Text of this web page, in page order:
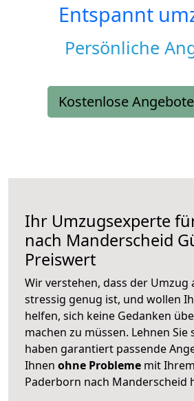
Entspannt
Persönliche
Kostenlose
Ihr Umzugsexperte
nach Manderscheid
Preiswert
Wir verstehen, dass der Umzug
stressig genug ist, und wollen
helfen, sich keine Gedanken
machen zu müssen. Lehnen Sie
haben garantiert passende
Ihnen ohne Probleme mit
Paderborn nach Manderscheid